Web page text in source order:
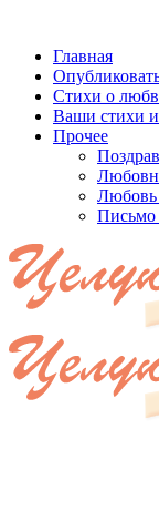
Главная
Стихи о
Ваши стихи
Прочее
Любовь
Письмо